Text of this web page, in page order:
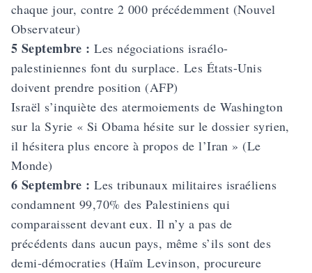
chaque jour, contre 2 000 précédemment (Nouvel
Observateur)
5 Septembre : Les négociations israélo-
palestiniennes font du surplace. Les États-Unis
doivent prendre position (AFP)
Israël s’inquiète des atermoiements de Washington
sur la Syrie « Si Obama hésite sur le dossier syrien,
il hésitera plus encore à propos de l’Iran » (Le
Monde)
6 Septembre : Les tribunaux militaires israéliens
condamnent 99,70% des Palestiniens qui
comparaissent devant eux. Il n’y a pas de
précédents dans aucun pays, même s’ils sont des
demi-démocraties (Haïm Levinson, procureure